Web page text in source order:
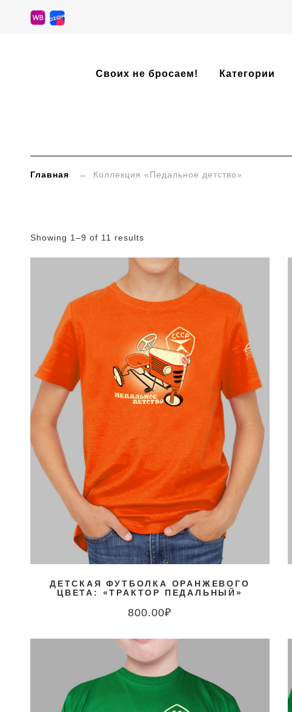
Коллекция
Своих не бросаем! Категории
Главная → Коллекция «Педальное детство»
Showing 1–9 of 11 results
ДЕТСКАЯ ФУТБОЛКА ОРАНЖЕВОГО
ЦВЕТА: «ТРАКТОР ПЕДАЛЬНЫЙ»
800.00₽